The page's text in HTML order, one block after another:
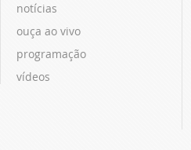
notícias
ouça ao vivo
programação
vídeos